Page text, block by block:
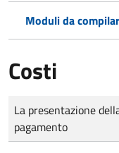
Moduli da
Costi
Tipo di pagamento
Importo
La presentazione
pagamento